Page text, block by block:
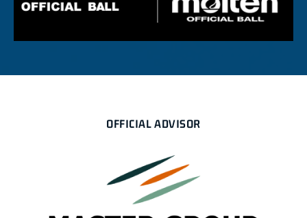
OFFICIAL ADVISOR